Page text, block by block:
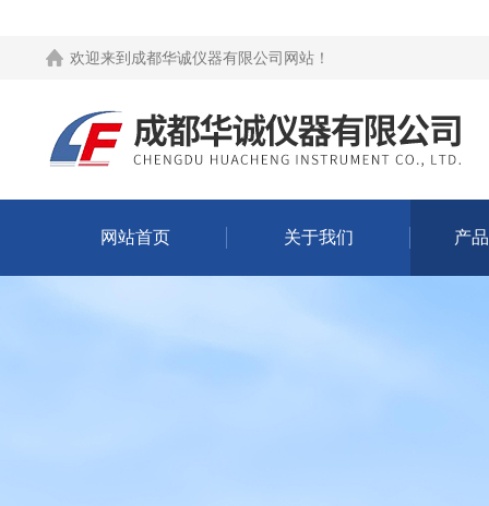
欢迎来到 成都华诚仪器有限公司网站 ！
网站首页 关于我们 产